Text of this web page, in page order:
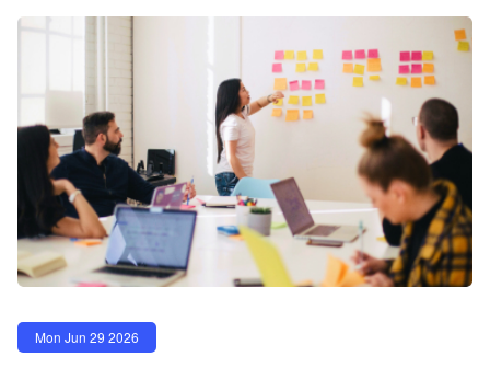
Mon Jun 29 2026